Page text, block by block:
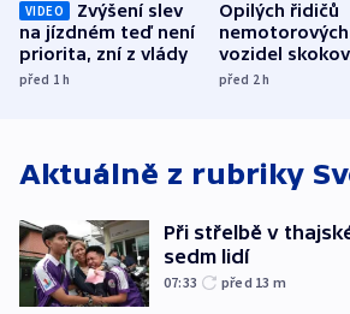
VIDEO
Zvýšení slev
na jízdném teď není
priorita, zní z vlády
před 1h
Opilých řidičů
nemotorových
vozidel
přibylo, nejvíc
před 2h
Aktuálně z rubriky
Při střelbě v
sedm lidí
07:33 před 13 m